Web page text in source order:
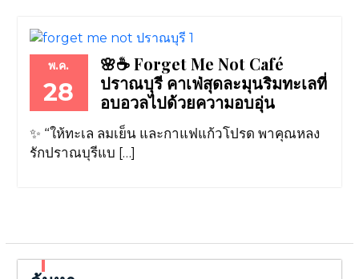
พ.ค.
28
🌸☕ Forget Me Not Café
ปราณบุรี คาเฟ่สุดละมุนริมทะเลที่
อบอวลไปด้วยความอบอุ่น
✨ “ให้ทะเล ลมเย็น และกาแฟแก้วโปรด พาคุณหลง
รักปราณบุรีแบ […]